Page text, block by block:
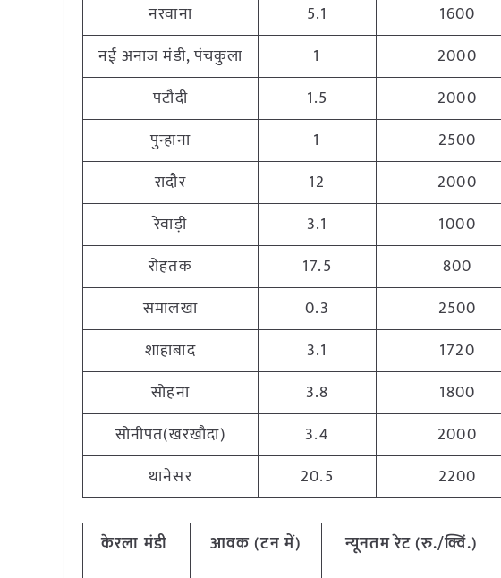
नरवाना
5.1 1600
नई अनाज मंडी, पंचकुला
1 2000
पटौदी
1.5 2000
पुन्हाना
1 2500
रादौर
12 2000
रेवाड़ी
3.1 1000
रोहतक
17.5 800
समालखा
0.3 2500
शाहाबाद
3.1 1720
सोहना
3.8 1800
सोनीपत(खरखौदा)
3.4 2000
थानेसर
20.5 2200
केरला मंडी आवक (टनमें) न्यूनतमरेट (रु./क्विं.)